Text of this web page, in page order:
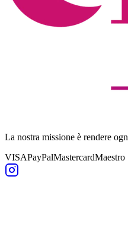
La nostra missione è rendere
VISAPayPalMastercardMaestro